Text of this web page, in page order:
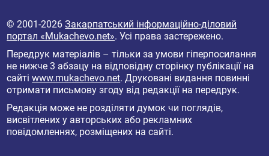
© 2001-2026Закарпатський інформаційно-діловий
портал «Mukachevo.net». Усі права застережено.
Передрук матеріалів – тільки за умови гіперпосилання
не нижче 3 абзацу на відповідну сторінку публікації на
сайтіwww.mukachevo.net. Друковані видання повинні
отримати письмову згоду від редакції на передрук.
Редакція може не розділяти думок чи поглядів,
висвітлених у авторських або рекламних
повідомленнях, розміщених на сайті.